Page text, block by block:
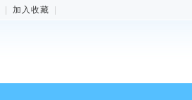
加入收藏